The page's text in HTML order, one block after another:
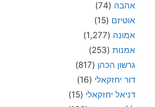
אהבה (74)
אוטיזם (15)
אמונה (1,277)
אמנות (253)
גרשון הכהן (817)
דור יחזקאלי (16)
דניאל יחזקאלי (15)